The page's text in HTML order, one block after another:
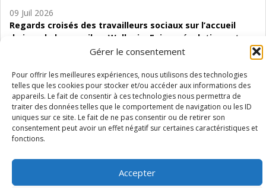
Gérer le consentement
Pour offrir les meilleures expériences, nous utilisons des technologies
telles que les cookies pour stocker et/ou accéder aux informations des
appareils. Le fait de consentir à ces technologies nous permettra de
traiter des données telles que le comportement de navigation ou les ID
uniques sur ce site. Le fait de ne pas consentir ou de retirer son
consentement peut avoir un effet négatif sur certaines caractéristiques et
fonctions.
Accepter
09 Juil 2026
Regards croisés des travailleurs sociaux sur l’accueil
de jour de bas seuil en Wallonie. Enjeux, évolutions et
06 Juil 2026
Étude d’évaluabilité des Structures
d’accompagnement à l’autocréation d’emploi (SAACE)
01 Juil 2026
Pénurie du personnel infirmier :quels indicateurs
Wallonie ?